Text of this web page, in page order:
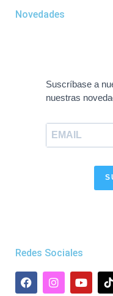
Novedades
Suscríbase a
nuestras
Redes Sociales
F
a
I
n
Y
o